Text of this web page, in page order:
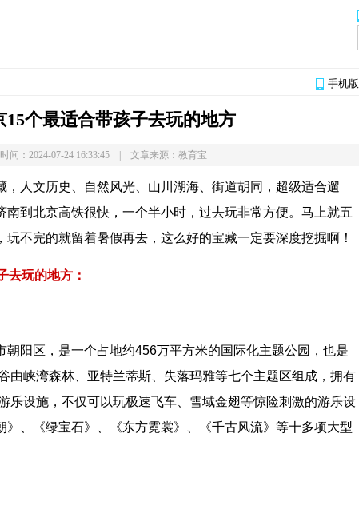
手机版
15个最适合带孩子去玩的地方
时间：2024-07-24 16:33:45 | 文章来源：教育宝
，人文历史、自然风光、山川湖海、街道胡同，超级适合遛
南到北京高铁很快，一个半小时，过去玩非常方便。马上就五
不完的就留着暑假再去，这么好的宝藏一定要深度挖掘啊！
去玩的地方：
朝阳区，是一个占地约456万平方米的国际化主题公园，也是
由峡湾森林、亚特兰蒂斯、失落玛雅等七个主题区组成，拥有
乐设施，不仅可以玩极速飞车、雪域金翅等惊险刺激的游乐设
》、《绿宝石》、《东方霓裳》、《千古风流》等十多项大型